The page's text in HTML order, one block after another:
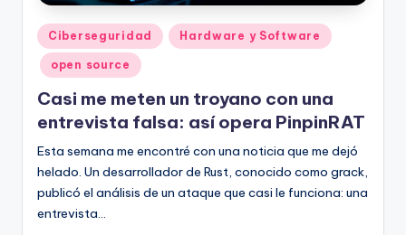
Publicado
en
Ciberseguridad Hardware y Software
open source
Casi me meten un troyano con una
entrevista falsa: así opera PinpinRAT
Esta semana me encontré con una noticia que me dejó
helado. Un desarrollador de Rust, conocido como grack,
publicó el análisis de un ataque que casi le funciona: una
entrevista…